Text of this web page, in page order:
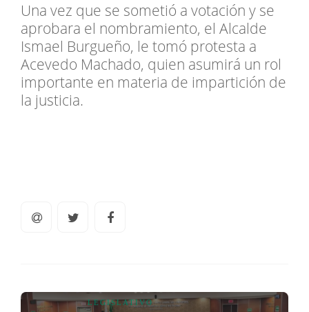
Una vez que se sometió a votación y se
aprobara el nombramiento, el Alcalde
Ismael Burgueño, le tomó protesta a
Acevedo Machado, quien asumirá un rol
importante en materia de impartición de
la justicia.
LEGISLATIVO